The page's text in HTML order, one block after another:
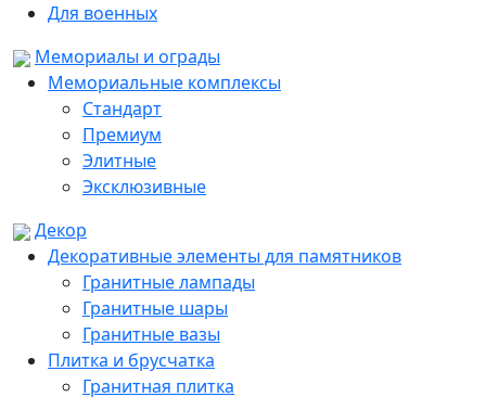
Для военных
Мемориалы и ограды
Мемориальные комплексы
Стандарт
Премиум
Элитные
Эксклюзивные
Декор
Декоративные элементы для памятников
Гранитные лампады
Гранитные шары
Гранитные вазы
Плитка и брусчатка
Гранитная плитка